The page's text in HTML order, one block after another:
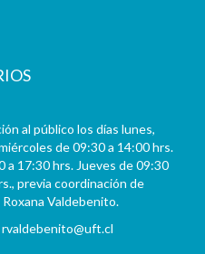
al público los días lunes,
de 09:30 a 14:00 hrs.
a 17:30 hrs. Jueves de 09:30
previa coordinación de
Valdebenito.
rvaldebenito@uft.cl